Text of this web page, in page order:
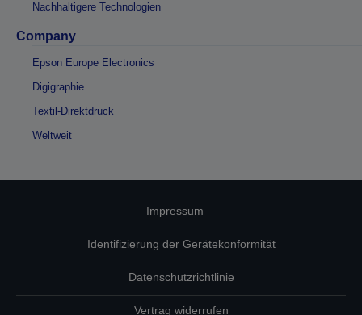
Nachhaltigere Technologien
Company
Epson Europe Electronics
Digigraphie
Textil-Direktdruck
Weltweit
Impressum
Identifizierung der Gerätekonformität
Datenschutzrichtlinie
Vertrag widerrufen